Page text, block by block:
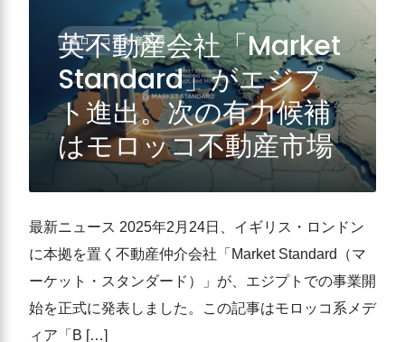
モロッコ不動産投資
英不動産会社「Market
Standard」がエジプ
ト進出。次の有力候補
はモロッコ不動産市場
最新ニュース 2025年2月24日、イギリス・ロンドン
に本拠を置く不動産仲介会社「Market Standard（マ
ーケット・スタンダード）」が、エジプトでの事業開
始を正式に発表しました。この記事はモロッコ系メデ
ィア「B […]